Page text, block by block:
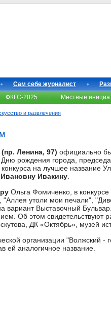
Сам себе журналист
ФКГС-2025 Местные
и развлечения
Ленина, 97) официально
рождения города,
конкурса на лучшее название
Ивакину
Ольга Фомиченко, в
"Аллея утоли мои печали",
вариант Выставочный
Об этом
ДК «Октябрь», музей
организации "Волжский -
ей аналогичное название.